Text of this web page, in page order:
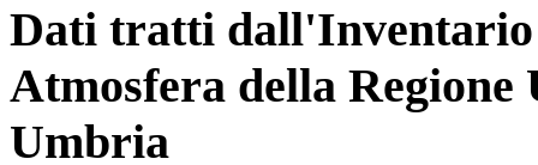
Dati tratti dall'Inventario
Atmosfera della
Umbria